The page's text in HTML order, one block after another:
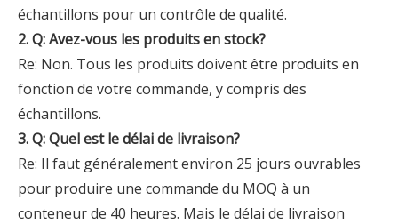
échantillons pour un contrôle de qualité.
2. Q: Avez-vous les produits en stock?
Re: Non. Tous les produits doivent être produits en
fonction de votre commande, y compris des
échantillons.
3. Q: Quel est le délai de livraison?
Re: Il faut généralement environ 25 jours ouvrables
pour produire une commande du MOQ à un
conteneur de 40 heures. Mais le délai de livraison